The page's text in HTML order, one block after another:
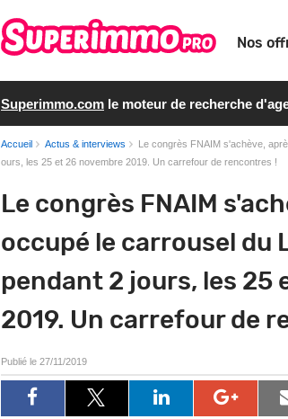
Nos
Superimmo.com le moteur de recherche
Accueil Actus & interviews
Le congrès FNAIM s'achève,
ours, les 25 et 26 novembre 2019. Un carrefour de rencontres !
Le congrès FNAIM
occupé le carrousel du
pendant 2 jours, les 25
2019. Un carrefour de
Publié le 27/11/2019